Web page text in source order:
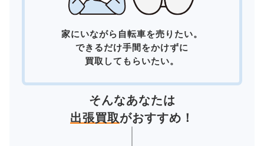
家にいながら自転車を売りたい。
できるだけ手間をかけずに
買取してもらいたい。
そんなあなたは
出張買取がおすすめ！